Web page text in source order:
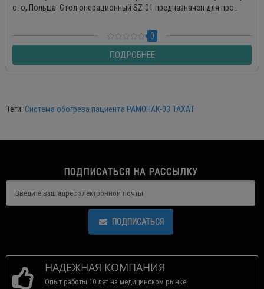
o. o, Польша Стол операционный SZ-01 предназначен для про..
0
ПОДРОБНЕЕ
Теги: Система обогрева пациента РАМОНАК-03 ТАХАТ
ПОДПИСАТЬСЯ НА РАССЫЛКУ
ПОДПИСАТЬСЯ
НАДЕЖНАЯ КОМПАНИЯ
Опыт работы 10 лет на медицинском рынке.